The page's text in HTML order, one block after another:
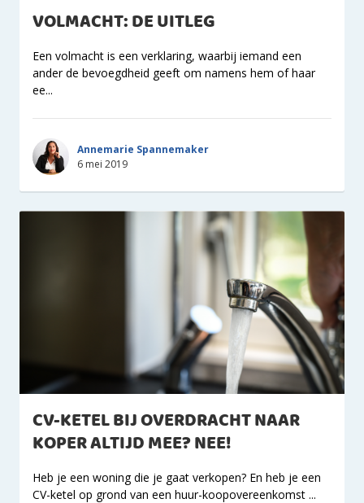
VOLMACHT: DE UITLEG
Een volmacht is een verklaring, waarbij iemand een
ander de bevoegdheid geeft om namens hem of haar
ee...
Annemarie Spannemaker
6 mei 2019
CV-KETEL BIJ OVERDRACHT NAAR
KOPER ALTIJD MEE? NEE!
Heb je een woning die je gaat verkopen? En heb je een
CV-ketel op grond van een huur-koopovereenkomst ...